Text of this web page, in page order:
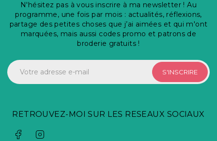
N'hésitez pas à vous inscrire à ma newsletter ! Au
programme, une fois par mois : actualités, réflexions,
partage des petites choses que j’ai aimées et qui m'ont
marquées, mais aussi codes promo et patrons de
broderie gratuits !
S'INSCRIRE
RETROUVEZ-MOI SUR LES RESEAUX SOCIAUX